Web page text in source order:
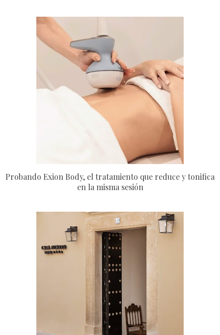
Probando Exion Body, el tratamiento que reduce y tonifica
en la misma sesión